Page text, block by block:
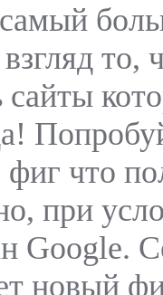
то,
фиг что
при
Google.
новый